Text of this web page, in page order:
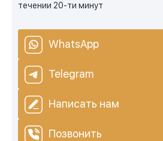
течении 20-ти минут
WhatsApp
Telegram
Написать нам
Позвонить